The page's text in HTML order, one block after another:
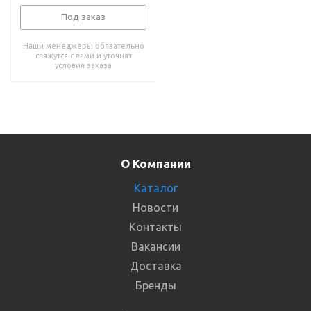
Под заказ
Наши менеджеры обязательно
свяжутся с вами и уточнят
условия заказа
О Компании
Каталог
Новости
Контакты
Вакансии
Доставка
Бренды